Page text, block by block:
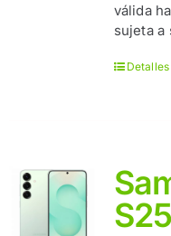
válida
sujeta a
Detalles
S25